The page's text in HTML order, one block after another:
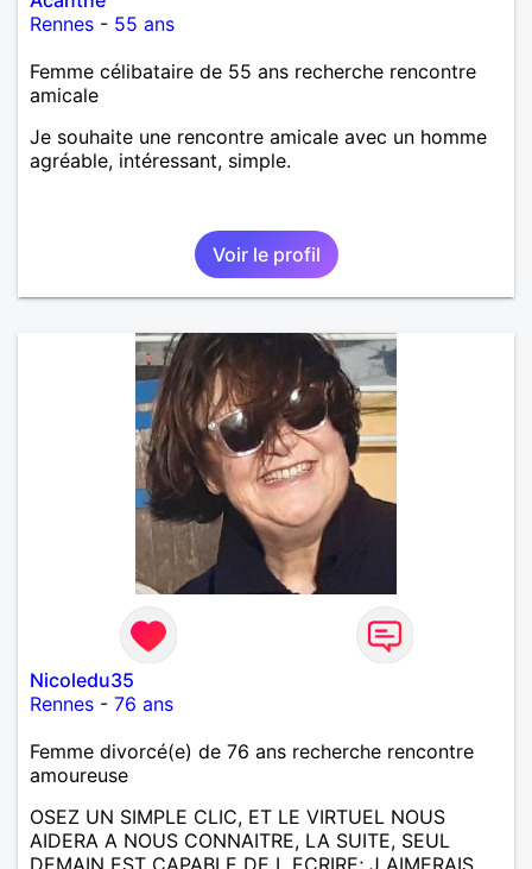
Rennes - 55 ans
Femme célibataire de 55 ans recherche rencontre
amicale
Je souhaite une rencontre amicale avec un homme
agréable, intéressant, simple.
Voir le profil
Nicoledu35
Rennes - 76 ans
Femme divorcé(e) de 76 ans recherche rencontre
amoureuse
OSEZ UN SIMPLE CLIC, ET LE VIRTUEL NOUS
AIDERA A NOUS CONNAITRE, LA SUITE, SEUL
DEMAIN EST CAPABLE DE L ECRIRE; J AIMERAIS